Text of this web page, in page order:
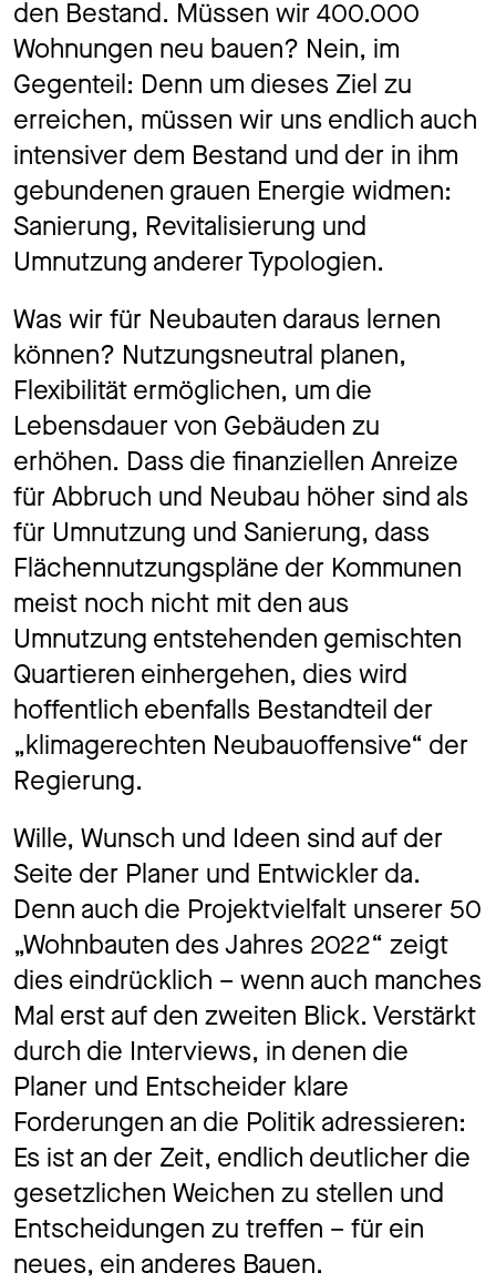
den Bestand. Müssen wir 400.000
Wohnungen neu bauen? Nein, im
Gegenteil: Denn um dieses Ziel zu
erreichen, müssen wir uns endlich auch
intensiver dem Bestand und der in ihm
gebundenen grauen Energie widmen:
Sanierung, Revitalisierung und
Umnutzung anderer Typologien.
Was wir für Neubauten daraus lernen
können? Nutzungsneutral planen,
Flexibilität ermöglichen, um die
Lebensdauer von Gebäuden zu
erhöhen. Dass die finanziellen Anreize
für Abbruch und Neubau höher sind als
für Umnutzung und Sanierung, dass
Flächennutzungspläne der Kommunen
meist noch nicht mit den aus
Umnutzung entstehenden gemischten
Quartieren einhergehen, dies wird
hoffentlich ebenfalls Bestandteil der
„klimagerechten Neubauoffensive“ der
Regierung.
Wille, Wunsch und Ideen sind auf der
Seite der Planer und Entwickler da.
Denn auch die Projektvielfalt unserer 50
„Wohnbauten des Jahres 2022“ zeigt
dies eindrücklich – wenn auch manches
Mal erst auf den zweiten Blick. Verstärkt
durch die Interviews, in denen die
Planer und Entscheider klare
Forderungen an die Politik adressieren:
Es ist an der Zeit, endlich deutlicher die
gesetzlichen Weichen zu stellen und
Entscheidungen zu treffen – für ein
neues, ein anderes Bauen.